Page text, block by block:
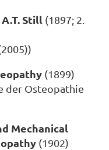
Still (1897; 2.
(1899)
der Osteopathie
Mechanical
(1902)